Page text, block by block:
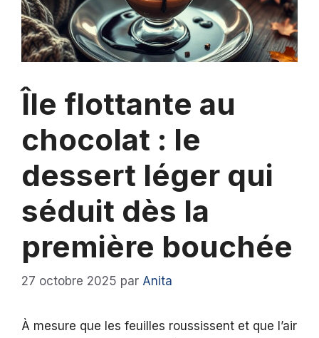
Île flottante au
chocolat : le
dessert léger qui
séduit dès la
première bouchée
27 octobre 2025 par Anita
À mesure que les feuilles roussissent et que l’air